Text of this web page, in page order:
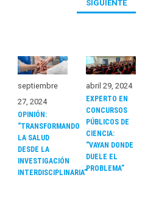
SIGUIENTE
septiembre
27, 2024
OPINIÓN:
“TRANSFORMANDO
LA SALUD
DESDE LA
INVESTIGACIÓN
INTERDISCIPLINARIA”
abril 29, 2024
EXPERTO EN
CONCURSOS
PÚBLICOS DE
CIENCIA:
“VAYAN DONDE
DUELE EL
PROBLEMA”